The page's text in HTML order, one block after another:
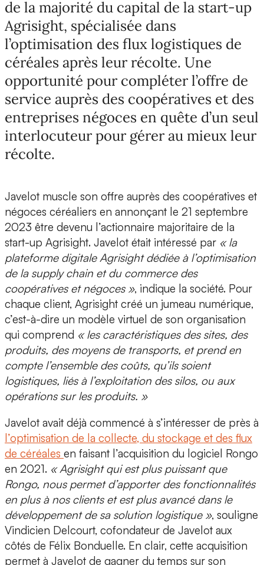
de la majorité du capital de la start-up
Agrisight, spécialisée dans
l’optimisation des flux logistiques de
céréales après leur récolte. Une
opportunité pour compléter l’offre de
service auprès des coopératives et des
entreprises négoces en quête d’un seul
interlocuteur pour gérer au mieux leur
récolte.
Javelot muscle son offre auprès des coopératives et
négoces céréaliers en annonçant le 21 septembre
2023 être devenu l’actionnaire majoritaire de la
start-up Agrisight. Javelot était intéressé par « la
plateforme digitale Agrisight dédiée à l’optimisation
de la supply chain et du commerce des
coopératives et négoces », indique la société. Pour
chaque client, Agrisight créé un jumeau numérique,
c’est-à-dire un modèle virtuel de son organisation
qui comprend « les caractéristiques des sites, des
produits, des moyens de transports, et prend en
compte l’ensemble des coûts, qu’ils soient
logistiques, liés à l’exploitation des silos, ou aux
opérations sur les produits. »
Javelot avait déjà commencé à s’intéresser de près à
l’optimisation de la collecte, du stockage et des flux
de céréales en faisant l’acquisition du logiciel Rongo
en 2021. « Agrisight qui est plus puissant que
Rongo, nous permet d’apporter des fonctionnalités
en plus à nos clients et est plus avancé dans le
développement de sa solution logistique », souligne
Vindicien Delcourt, cofondateur de Javelot aux
côtés de Félix Bonduelle. En clair, cette acquisition
permet à Javelot de gagner du temps sur son